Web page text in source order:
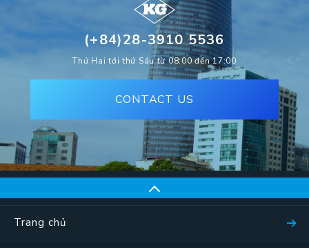
(+84)28-3910 5536
Thứ Hai tới thứ Sáu từ 08:00 đến 17:00
CONTACT US
Trang chủ